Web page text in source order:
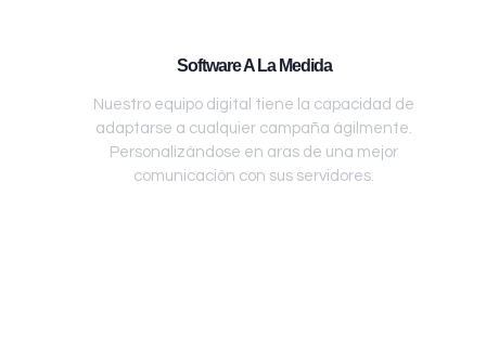
Software A La Medida
Nuestro equipo digital tiene la capacidad de
adaptarse a cualquier campaña ágilmente.
Personalizándose en aras de una mejor
comunicación con sus servidores.